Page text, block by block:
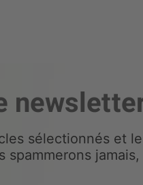
sélectionnés et
jamais,